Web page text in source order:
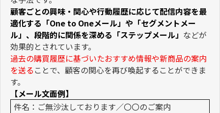
顧客ごとの興味・関心や行動履歴に応じて配信内容を最
適化する「One to Oneメール」や「セグメントメー
ル」、段階的に関係を深める「ステップメール」 などが
効果的とされています。
過去の購買履歴に基づいたおすすめ情報や新商品の案内
を送る ことで、顧客の関心を再び喚起することができま
す。
【メール文面例】
件名：ご無沙汰しております／〇〇のご案内